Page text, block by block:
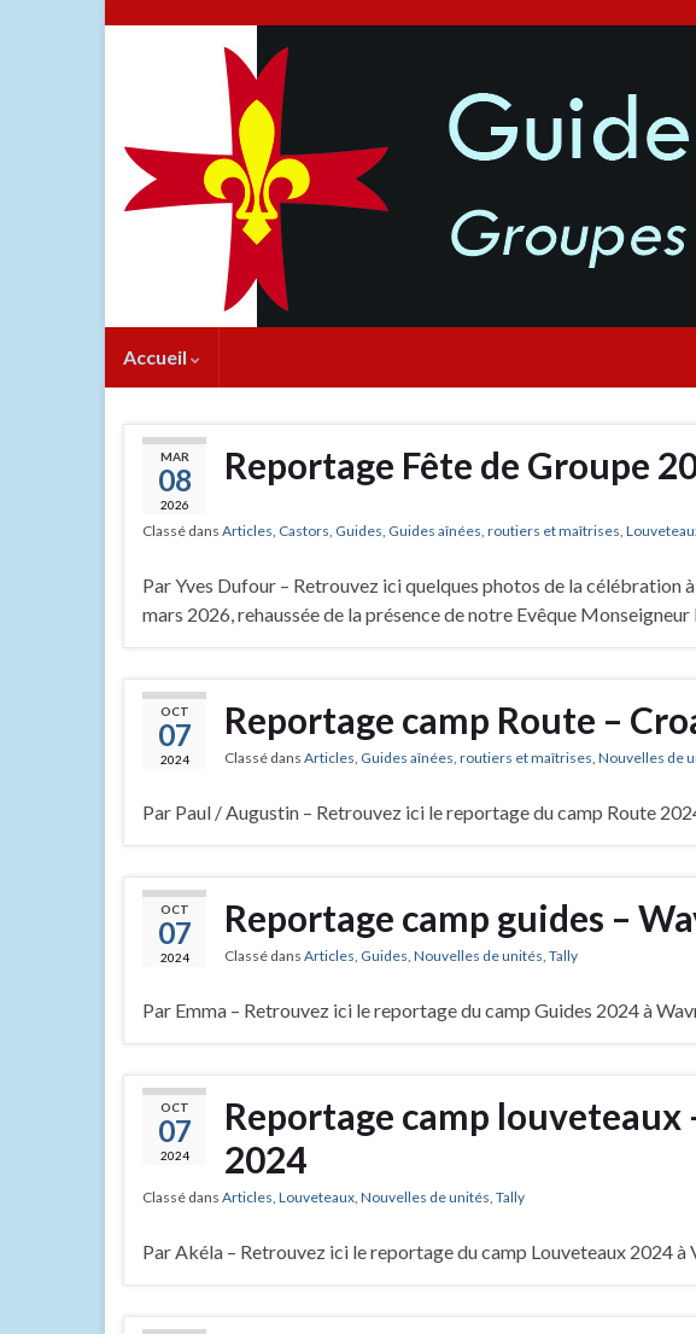
Accueil
MAR
08
2026
Reportage Fête de Groupe
Classé dans Articles, Castors, Guides, Guides aînées, routiers et maîtrises,
Par Yves Dufour – Retrouvez ici quelques photos de la célébration
mars 2026, rehaussée de la présence de notre Evêque Monseigneur
OCT
07
2024
Reportage camp Route –
Classé dans Articles, Guides aînées, routiers et maîtrises, Nouvelles de
Par Paul / Augustin – Retrouvez ici le reportage du camp Route
OCT
07
2024
Reportage camp guides –
Classé dans Articles, Guides, Nouvelles de unités, Tally
Par Emma – Retrouvez ici le reportage du camp Guides 2024 à
OCT
07
2024
Reportage camp
2024
Classé dans Articles, Louveteaux, Nouvelles de unités, Tally
Par Akéla – Retrouvez ici le reportage du camp Louveteaux 2024 à